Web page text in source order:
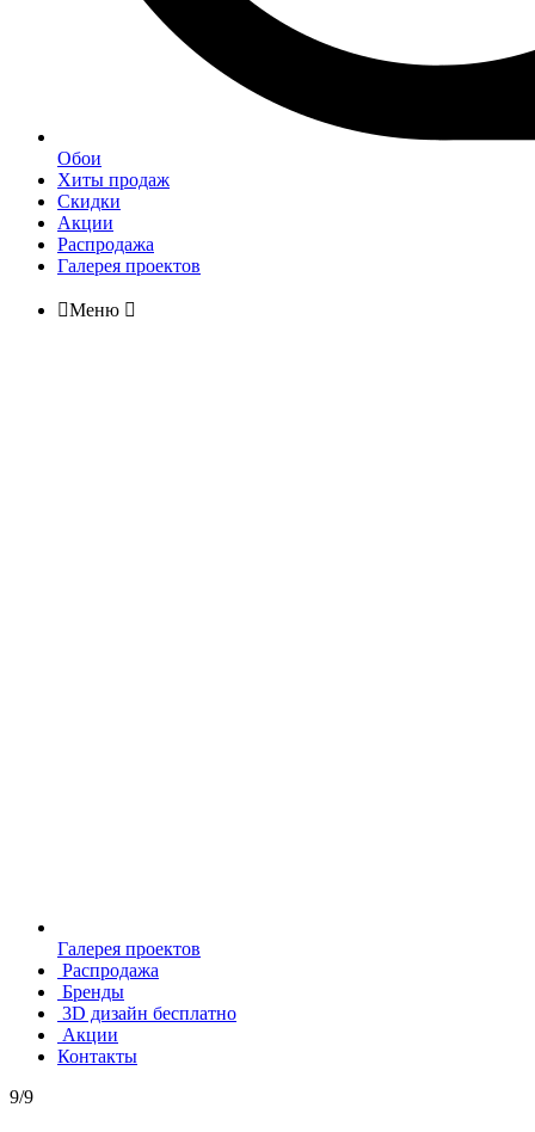
Обои
Хиты продаж
Скидки
Акции
Распродажа
Галерея проектов
Меню 
Галерея проектов
Распродажа
Бренды
3D дизайн бесплатно
Акции
Контакты
9/9